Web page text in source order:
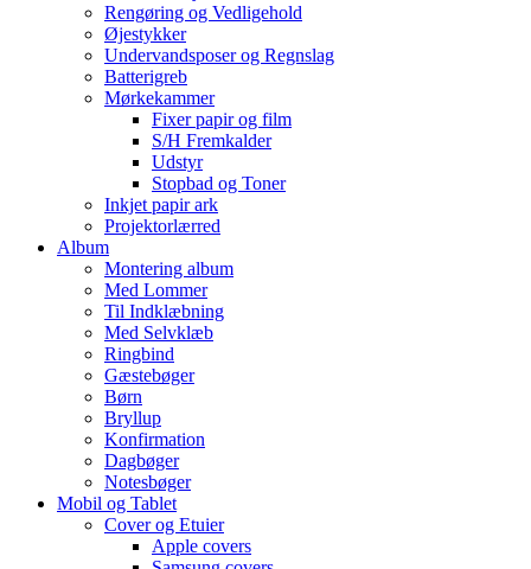
Rengøring og Vedligehold
Øjestykker
Undervandsposer og Regnslag
Batterigreb
Mørkekammer
Fixer papir og film
S/H Fremkalder
Udstyr
Stopbad og Toner
Inkjet papir ark
Projektorlærred
Album
Montering album
Med Lommer
Til Indklæbning
Med Selvklæb
Ringbind
Gæstebøger
Børn
Bryllup
Konfirmation
Dagbøger
Notesbøger
Mobil og Tablet
Cover og Etuier
Apple covers